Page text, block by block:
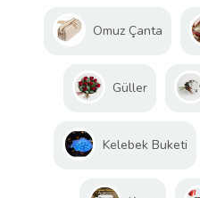
Omuz Çanta
Güller
Kelebek Buketi